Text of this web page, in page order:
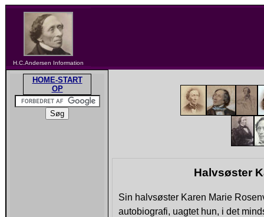
H.C.Andersen Information
HOME-START
OP
Halvsøster
Sin halvsøster Karen Marie
autobiografi, uagtet hun, i det